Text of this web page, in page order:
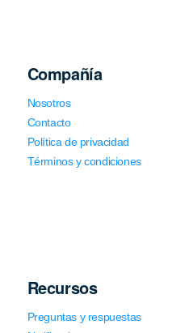
Compañía
Nosotros
Contacto
Política de privacidad
Términos y condiciones
Recursos
Preguntas y respuestas